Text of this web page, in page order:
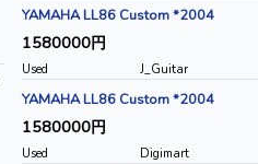
YAMAHA LL86 Custom *2004
1580000円
Used J_Guitar
YAMAHA LL86 Custom *2004
1580000円
Used Digimart